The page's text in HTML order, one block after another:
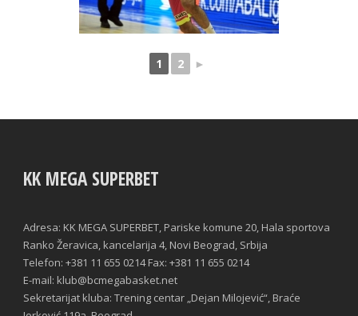
1 2 ►
KK MEGA SUPERBET
Adresa: KK MEGA SUPERBET, Pariske komune 20, Hala sportova
Ranko Žeravica, kancelarija 4, Novi Beograd, Srbija
Telefon: +381 11 655 0214 Fax: +381 11 655 0214
E-mail: klub@bcmegabasket.net
Sekretarijat kluba: Trening centar „Dejan Milojević“, Braće